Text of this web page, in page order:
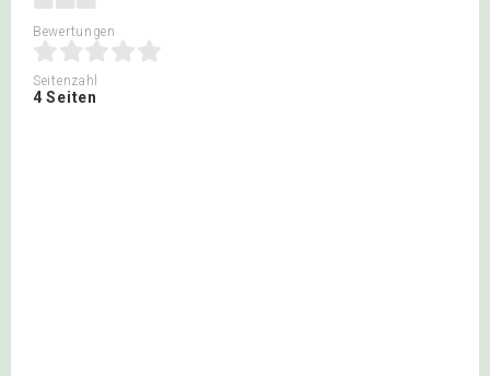
Bewertungen
Seitenzahl
4 Seiten